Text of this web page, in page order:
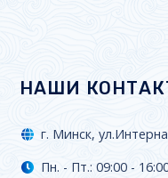
НАШИ
г. Минск,
Пн. - Пт.: 09:00 -